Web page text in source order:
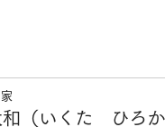
（いくた ひろ